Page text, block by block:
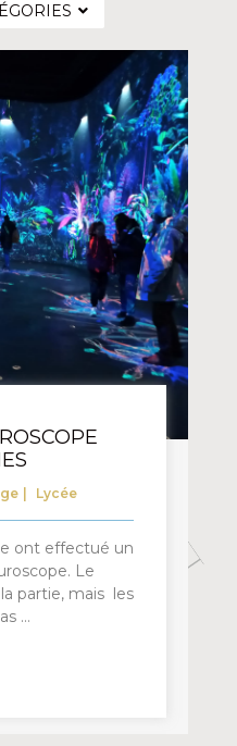
Lycée
ont effectué un
Le
partie, mais les
…